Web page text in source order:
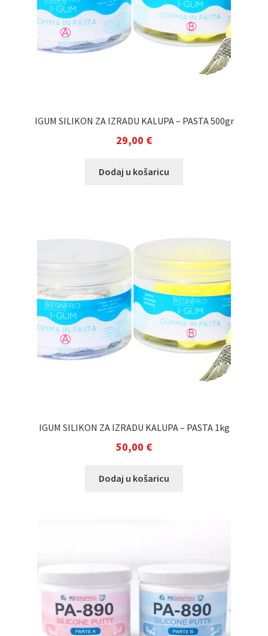
IGUM SILIKON ZA IZRADU KALUPA – PASTA 500gr
29,00 €
Dodaj u košaricu
IGUM SILIKON ZA IZRADU KALUPA – PASTA 1kg
50,00 €
Dodaj u košaricu